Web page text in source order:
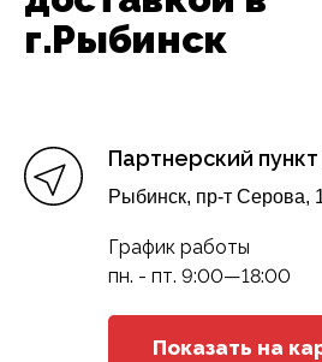
г.Рыбинск
Партнерский
Рыбинск, пр-т Серова,
График работы
пн. - пт. 9:00—18:00
Показать на